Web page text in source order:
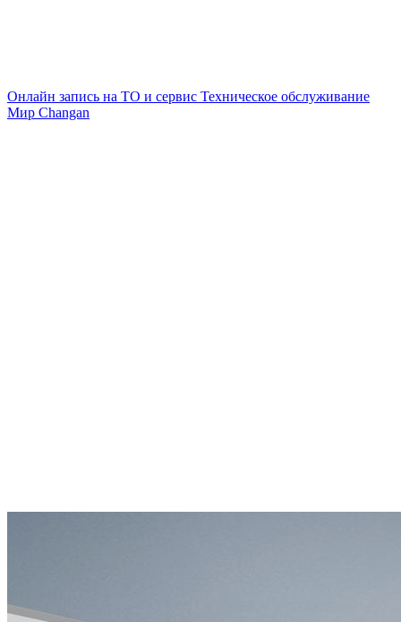
Онлайн запись на ТО и сервис Техническое обслуживание
Мир Changan